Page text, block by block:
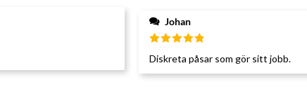
Johan
5av 5
Diskreta påsar som gör sitt jobb.